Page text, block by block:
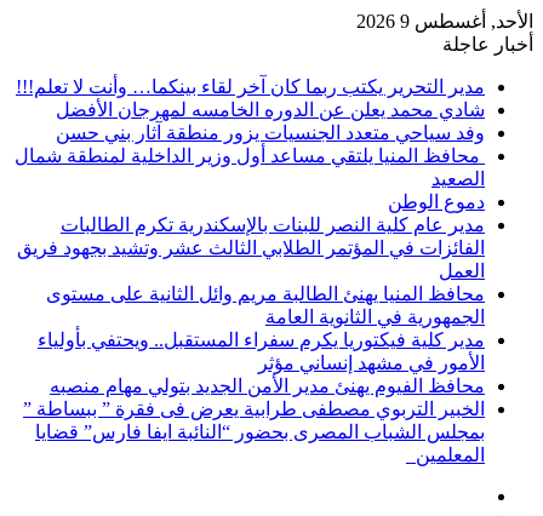
الأحد, أغسطس 9 2026
أخبار عاجلة
مدير التحرير يكتب ربما كان آخر لقاء بينكما… وأنت لا تعلم!!!
شادي محمد يعلن عن الدوره الخامسه لمهرجان الأفضل
وفد سياحي متعدد الجنسيات يزور منطقة آثار بني حسن
محافظ المنيا يلتقي مساعد أول وزير الداخلية لمنطقة شمال
الصعيد
دموع الوطن
مدير عام كلية النصر للبنات بالإسكندرية تكرم الطالبات
الفائزات في المؤتمر الطلابي الثالث عشر وتشيد بجهود فريق
العمل
محافظ المنيا يهنئ الطالبة مريم وائل الثانية على مستوى
الجمهورية في الثانوية العامة
مدير كلية فيكتوريا يكرم سفراء المستقبل.. ويحتفي بأولياء
الأمور في مشهد إنساني مؤثر
محافظ الفيوم يهنئ مدير الأمن الجديد بتولي مهام منصبه
الخبير التربوي مصطفى طرابية يعرض فى فقرة ” ببساطة ”
بمجلس الشباب المصرى بحضور “النائبة ايفا فارس” قضايا
المعلمين